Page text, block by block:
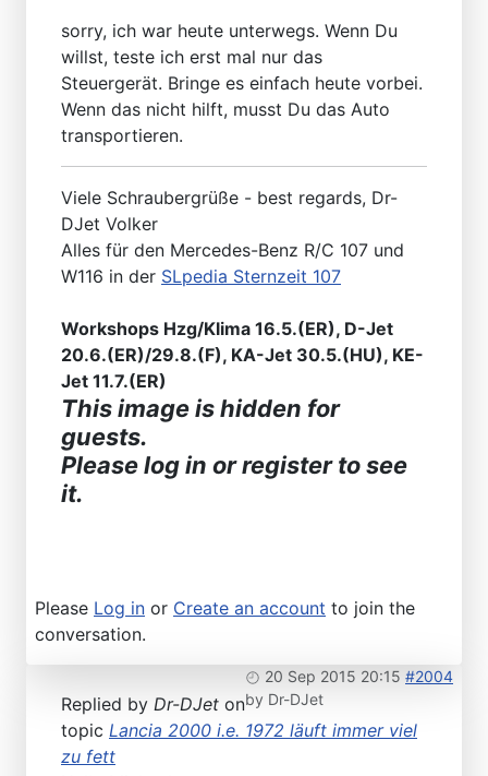
sorry, ich war heute unterwegs. Wenn Du
willst, teste ich erst mal nur das
Steuergerät. Bringe es einfach heute vorbei.
Wenn das nicht hilft, musst Du das Auto
transportieren.
Viele Schraubergrüße - best regards, Dr-
DJet Volker
Alles für den Mercedes-Benz R/C 107 und
W116 in der SLpedia Sternzeit 107
Workshops Hzg/Klima 16.5.(ER), D-Jet
20.6.(ER)/29.8.(F), KA-Jet 30.5.(HU), KE-
Jet 11.7.(ER)
This image is hidden for
guests.
Please log in or register to see
it.
Please Log in or Create an account to join the
conversation.
20 Sep 2015 20:15 #2004
by Dr-DJet
Replied by Dr-DJet on
topic Lancia 2000 i.e. 1972 läuft immer viel
zu fett